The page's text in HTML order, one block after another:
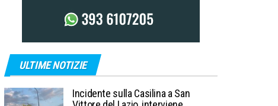
ULTIME NOTIZIE
Incidente sulla Casilina a San